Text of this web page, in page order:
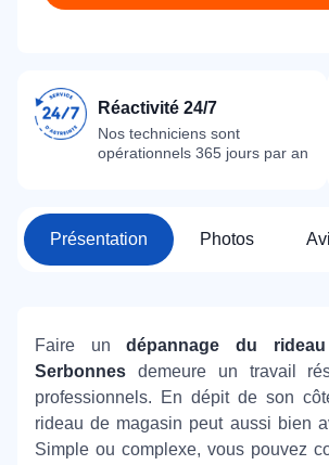
Réactivité 24/7
Nos techniciens sont
opérationnels 365 jours par an
Présentation Photos
Faire undépannage du
Serbonnes demeure un travail
professionnels. En dépit de son
rideau de magasin peut aussi bien
Simple ou complexe, vous pouvez